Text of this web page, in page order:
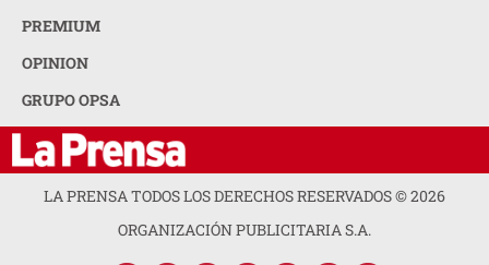
PREMIUM
OPINION
GRUPO OPSA
LA PRENSA TODOS LOS DERECHOS RESERVADOS ©2026
ORGANIZACIÓN PUBLICITARIA S.A.